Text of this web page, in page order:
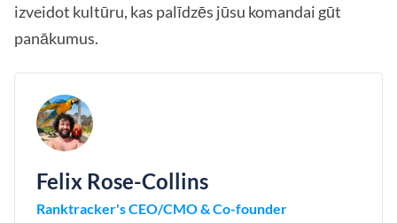
izveidot kultūru, kas palīdzēs jūsu komandai gūt
panākumus.
Felix Rose-Collins
Ranktracker's CEO/CMO & Co-founder